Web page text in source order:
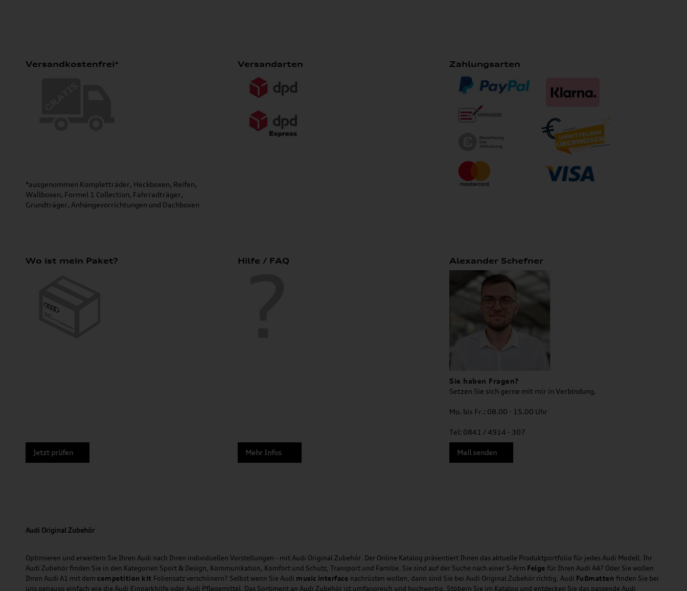
Versandkostenfrei*
*ausgenommen Kompletträder, Heckboxen, Reifen,
Wallboxen, Formel 1 Collection, Fahrradträger,
Grundträger, Anhängevorrichtungen und Dachboxen
Versandarten Zahlungsarten
Wo ist mein Paket?
Jetzt prüfen
Hilfe / FAQ
Mehr Infos
Alexander Schefner
Sie haben Fragen?
Setzen Sie sich gerne mit mir in Verbindung.
Mo. bis Fr.: 08.00 - 15.00 Uhr
Tel: 0841 / 4914 - 307
Mail senden
Audi Original Zubehör
Optimieren und erweitern Sie Ihren Audi nach Ihren individuellen Vorstellungen - mit Audi Original Zubehör. Der Online Katalog präsentiert Ihnen das aktuelle Produktportfolio für jedes Audi Modell. Ihr
Audi Zubehör finden Sie in den Kategorien Sport & Design, Kommunikation, Komfort und Schutz, Transport und Familie. Sie sind auf der Suche nach einer 5-Arm Felge für Ihren Audi A4? Oder Sie wollen
Ihren Audi A1 mit dem competition kit Foliensatz verschönern? Selbst wenn Sie Audi music interface nachrüsten wollen, dann sind Sie bei Audi Original Zubehör richtig. Audi Fußmatten finden Sie bei
uns genauso einfach wie die Audi Einparkhilfe oder Audi Pflegemittel. Das Sortiment an Audi Zubehör ist umfangreich und hochwertig. Stöbern Sie im Katalog und entdecken Sie das passende Audi